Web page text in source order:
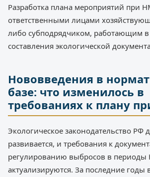
Разработка плана мероприятий при
ответственными лицами
либо субподрядчиком, работающим в
составления экологической
Нововведения в
базе: что изменилось в
требованиях к плану
Экологическое законодательство РФ
развивается, и требования к
регулированию выбросов в
актуализируются. За последние годы